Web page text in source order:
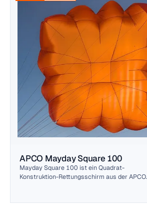
APCO Mayday Square 100
Mayday Square 100 ist ein Quadrat-
Konstruktion-Rettungsschirm aus der APCO
zertifiziert.